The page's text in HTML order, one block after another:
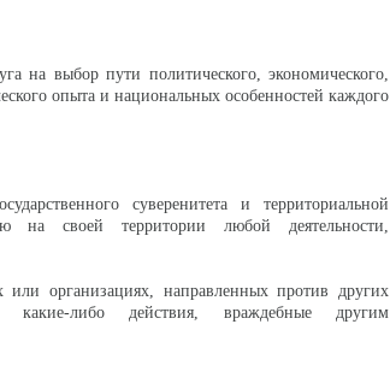
на выбор пути политического, экономического,
опыта и национальных особенностей каждого
суверенитета и территориальной
на своей территории любой деятельности,
организациях, направленных против других
либо действия, враждебные другим